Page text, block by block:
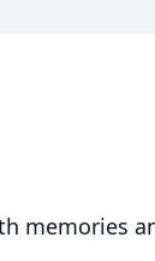
memories